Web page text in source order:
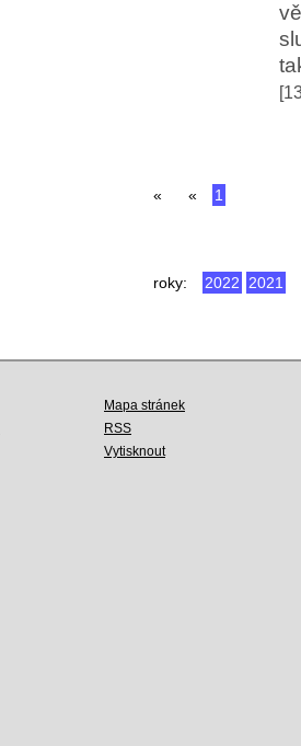
« « 1
roky: 2022 2021
Mapa stránek
RSS
Vytisknout